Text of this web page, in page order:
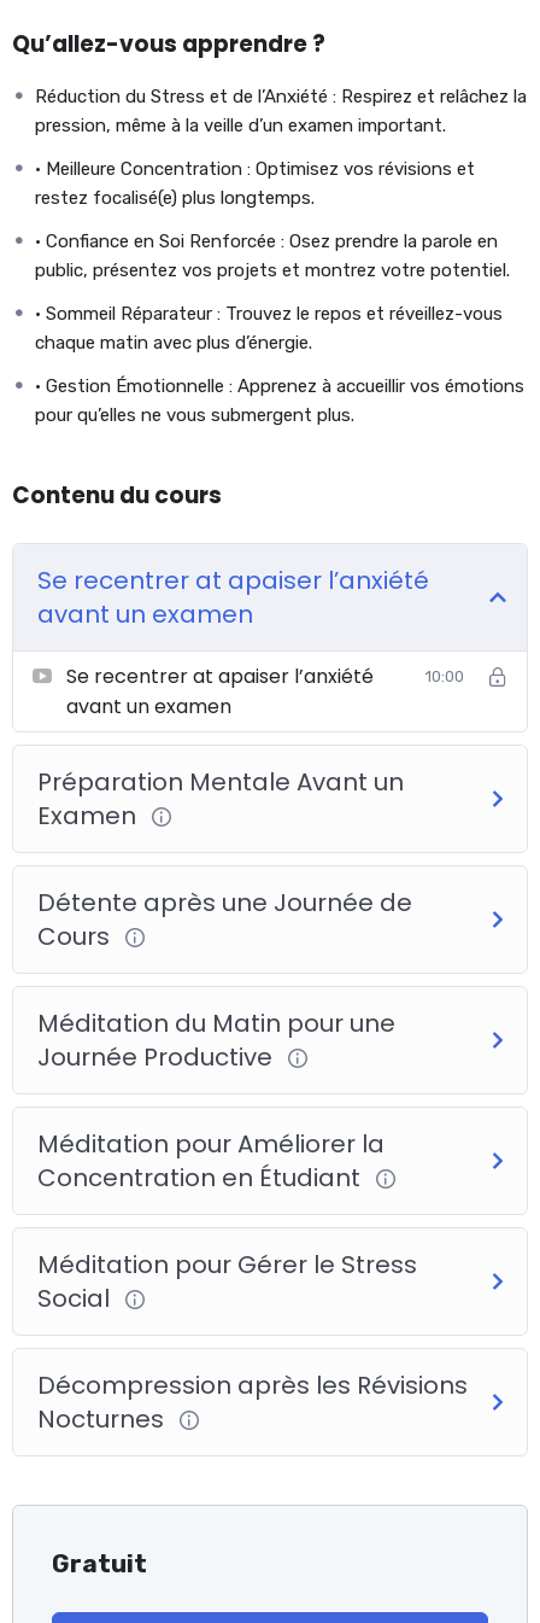
cultiver votre confiance ? C’est précisément ce que nous vous
conçue pour accompagner votre quotidien étudiant et vous
aider à gérer chaque moment clé.
Qu’allez-vous apprendre ?
Réduction du Stress et de l’Anxiété : Respirez et relâchez la
pression, même à la veille d’un examen important.
• Meilleure Concentration : Optimisez vos révisions et
restez focalisé(e) plus longtemps.
• Confiance en Soi Renforcée : Osez prendre la parole en
public, présentez vos projets et montrez votre potentiel.
• Sommeil Réparateur : Trouvez le repos et réveillez-vous
chaque matin avec plus d’énergie.
• Gestion Émotionnelle : Apprenez à accueillir vos émotions
pour qu’elles ne vous submergent plus.
Contenu du cours
Se recentrer at apaiser l’anxiété
avant un examen
Se recentrer at apaiser l’anxiété
avant un examen
10:00
Préparation Mentale Avant un
Examen
Détente après une Journée de
Cours
Méditation du Matin pour une
Journée Productive
Méditation pour Améliorer la
Concentration en Étudiant
Méditation pour Gérer le Stress
Social
Décompression après les Révisions
Nocturnes
Gratuit